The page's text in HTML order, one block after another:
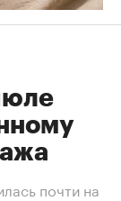
почти на